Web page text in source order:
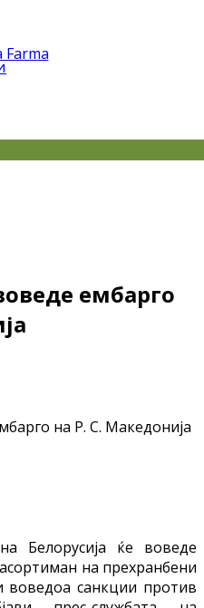
ембарго
Белорусија ќе воведе
на прехранбени
воведоа санкции против